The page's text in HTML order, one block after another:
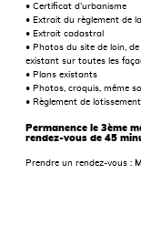
• Certificat d’urbanisme
• Extrait du règlement de
• Extrait cadastral
• Photos du site de loin,
existant sur toutes les
• Plans existants
• Photos, croquis, même
• Règlement de lotissement
Permanence le 3ème
rendez-vous de 45
Prendre un rendez-vous :